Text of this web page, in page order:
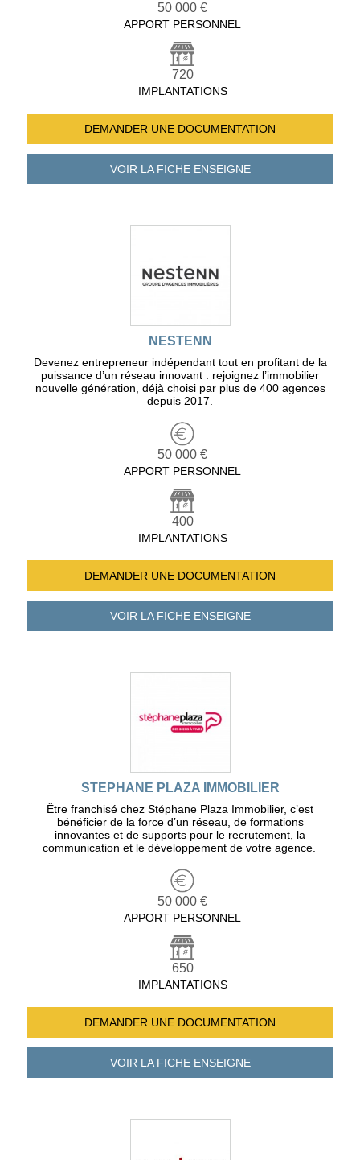
50 000 €
APPORT PERSONNEL
720
IMPLANTATIONS
DEMANDER UNE DOCUMENTATION
VOIR LA FICHEENSEIGNE
NESTENN
Devenez entrepreneur indépendant tout en profitant de la
puissance d’un réseau innovant : rejoignez l’immobilier
nouvelle génération, déjà choisi par plus de 400 agences
depuis 2017.
50 000 €
APPORT PERSONNEL
400
IMPLANTATIONS
DEMANDER UNE DOCUMENTATION
VOIR LA FICHEENSEIGNE
STEPHANE PLAZA IMMOBILIER
Être franchisé chez Stéphane Plaza Immobilier, c’est
bénéficier de la force d’un réseau, de formations
innovantes et de supports pour le recrutement, la
communication et le développement de votre agence.
50 000 €
APPORT PERSONNEL
650
IMPLANTATIONS
DEMANDER UNE DOCUMENTATION
VOIR LA FICHEENSEIGNE